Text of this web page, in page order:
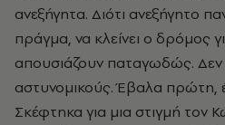
ανεξήγητα. Διότι ανεξήγητο
πράγμα, να κλείνει ο δρόμος
απουσιάζουν παταγωδώς. Δεν
αστυνομικούς. Έβαλα πρώτη,
Σκέφτηκα για μια στιγμή τον